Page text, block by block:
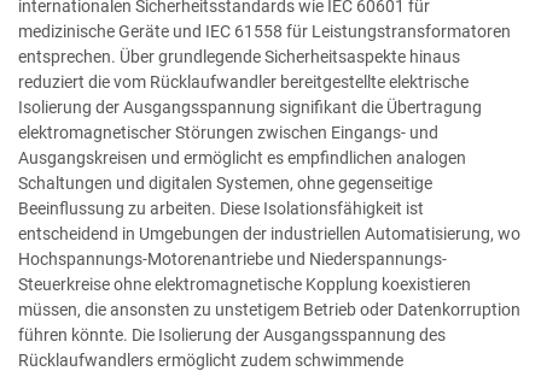
internationalen Sicherheitsstandards wie IEC 60601 für
medizinische Geräte und IEC 61558 für Leistungstransformatoren
entsprechen. Über grundlegende Sicherheitsaspekte hinaus
reduziert die vom Rücklaufwandler bereitgestellte elektrische
Isolierung der Ausgangsspannung signifikant die Übertragung
elektromagnetischer Störungen zwischen Eingangs- und
Ausgangskreisen und ermöglicht es empfindlichen analogen
Schaltungen und digitalen Systemen, ohne gegenseitige
Beeinflussung zu arbeiten. Diese Isolationsfähigkeit ist
entscheidend in Umgebungen der industriellen Automatisierung, wo
Hochspannungs-Motorenantriebe und Niederspannungs-
Steuerkreise ohne elektromagnetische Kopplung koexistieren
müssen, die ansonsten zu unstetigem Betrieb oder Datenkorruption
führen könnte. Die Isolierung der Ausgangsspannung des
Rücklaufwandlers ermöglicht zudem schwimmende